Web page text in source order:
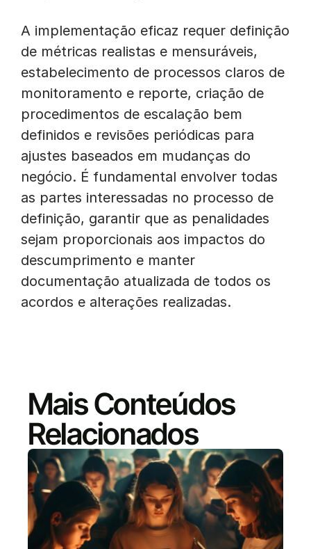
A implementação eficaz requer definição
de métricas realistas e mensuráveis,
estabelecimento de processos claros de
monitoramento e reporte, criação de
procedimentos de escalação bem
definidos e revisões periódicas para
ajustes baseados em mudanças do
negócio. É fundamental envolver todas
as partes interessadas no processo de
definição, garantir que as penalidades
sejam proporcionais aos impactos do
descumprimento e manter
documentação atualizada de todos os
acordos e alterações realizadas.
Mais Conteúdos
Relacionados